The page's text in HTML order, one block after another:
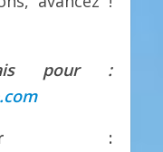
pour :
par :